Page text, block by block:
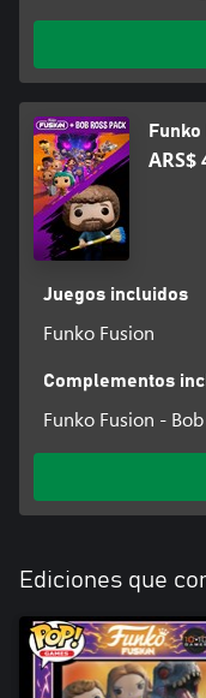
ARS$
Juegos incluidos
Funko Fusion
Complementos
Funko Fusion -
Ediciones que